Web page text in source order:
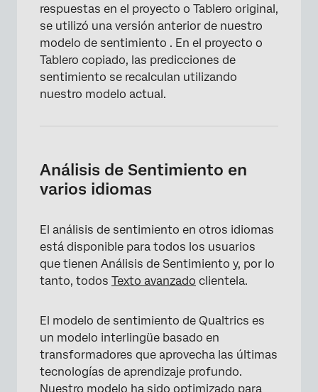
respuestas en el proyecto o Tablero original,
se utilizó una versión anterior de nuestro
modelo de sentimiento . En el proyecto o
Tablero copiado, las predicciones de
sentimiento se recalculan utilizando
nuestro modelo actual.
Análisis de Sentimiento en
varios idiomas
El análisis de sentimiento en otros idiomas
está disponible para todos los usuarios
que tienen Análisis de Sentimiento y, por lo
tanto, todos Texto avanzado clientela.
El modelo de sentimiento de Qualtrics es
un modelo interlingüe basado en
transformadores que aprovecha las últimas
tecnologías de aprendizaje profundo.
Nuestro modelo ha sido optimizado para